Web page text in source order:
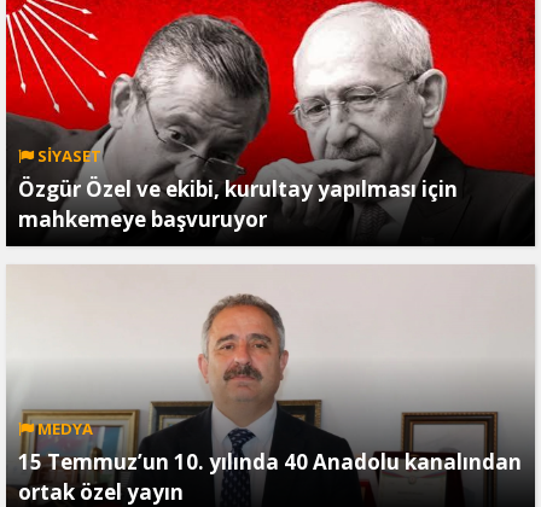
SİYASET
Özgür Özel ve ekibi, kurultay yapılması için
mahkemeye başvuruyor
MEDYA
15 Temmuz’un 10. yılında 40 Anadolu kanalından
ortak özel yayın